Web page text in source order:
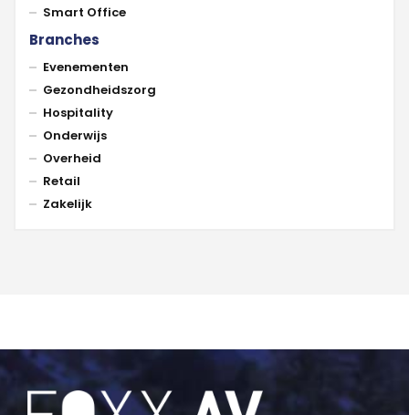
Smart Office
Branches
Evenementen
Gezondheidszorg
Hospitality
Onderwijs
Overheid
Retail
Zakelijk